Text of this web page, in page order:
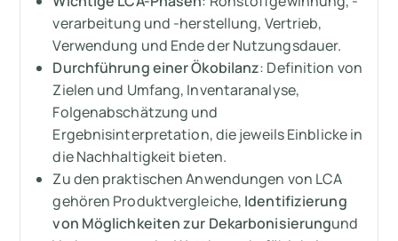
Produktlebenszyklusanalysen
verarbeitung und -herstellung, Vertrieb,
Verwendung und Ende der Nutzungsdauer.
Durchführung einer Ökobilanz: Definition von
Zielen und Umfang, Inventaranalyse,
Folgenabschätzung und
Ergebnisinterpretation, die jeweils Einblicke in
die Nachhaltigkeit bieten.
Zu den praktischen Anwendungen von LCA
gehören Produktvergleiche, Identifizierung
von Möglichkeiten zur Dekarbonisierungund